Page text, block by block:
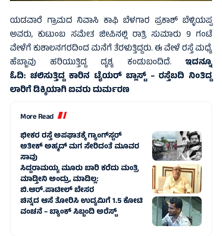
ಯಡವಾರೆ ಗ್ರಾಮದ ನಿವಾಸಿ ಕಾಫಿ ಬೆಳಗಾರ ಪ್ರಕಾಶ್ ಬೆಳ್ಳಿಯಪ್ಪ
ಅವರು, ಕುಟುಂಬ ಸಮೇತ ಜೀಪಿನಲ್ಲಿ ರಾತ್ರಿ ಸುಮಾರು 9 ಗಂಟೆ
ವೇಳೆಗೆ ಕುಶಾಲನಗರದಿಂದ ಮನೆಗೆ ತೆರಳುತ್ತಿದ್ದರು. ಈ ವೇಳೆ ರಸ್ತೆ ಮಧ್ಯೆ
ಹೆಬ್ಬಾವು ಹರಿಯುತ್ತಿದ್ದ ದೃಶ್ಯ ಕಂಡುಬಂದಿದೆ. ಇದನ್ನೂ
ಓದಿ: ಚಲಿಸುತ್ತಿದ್ದ ಕಾರಿನ ಟೈಯರ್‌ ಬ್ಲಾಸ್ಟ್‌ – ರಸ್ತೆಬದಿ ನಿಂತಿದ್ದ
ಲಾರಿಗೆ ಡಿಕ್ಕಿಯಾಗಿ ಐವರು ದುರ್ಮರಣ
More Read
ಭೀಕರ ರಸ್ತೆ ಅಪಘಾತಕ್ಕೆ ಗ್ಯಾಂಗ್‌ಸ್ಟರ್
ಅತೀಕ್ ಅಹ್ಮದ್ ಮಗ ಸೇರಿದಂತೆ ಮೂವರ
ಸಾವು
ಸಿದ್ದರಾಮಯ್ಯ ಮೂರು ಬಾರಿ ಕರೆದು ಮಂತ್ರಿ
ಮಾಡ್ತೀನಿ ಅಂದ್ರು, ಮಾಡಿಲ್ಲ:
ಬಿ.ಆರ್.ಪಾಟೀಲ್ ಬೇಸರ
ಚಿನ್ನದ ಆಸೆ ತೋರಿಸಿ ಉದ್ಯಮಿಗೆ 1.5 ಕೋಟಿ
ವಂಚನೆ – ಬ್ಯಾಂಕ್ ಸಿಬ್ಬಂದಿ ಅರೆಸ್ಟ್